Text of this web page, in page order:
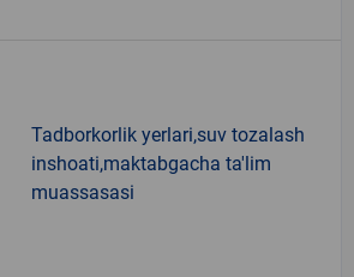
Tadborkorlik yerlari,suv tozalash
inshoati,maktabgacha ta'lim
muassasasi